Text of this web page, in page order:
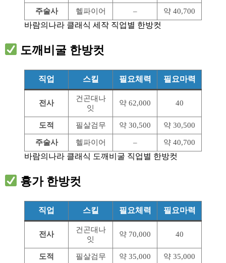
주술사 헬파이어 – 약 40,700
바람의나라 클래식 세작 직업별 한방컷
도깨비굴 한방컷
직업 스킬 필요체력 필요마력
전사
건곤대나
잇
약 62,000 40
도적 필살검무 약 30,500 약 30,500
주술사 헬파이어 – 약 40,700
바람의나라 클래식 도깨비굴 직업별 한방컷
흉가 한방컷
직업 스킬 필요체력 필요마력
전사
건곤대나
잇
약 70,000 40
도적 필살검무 약 35,000 약 35,000